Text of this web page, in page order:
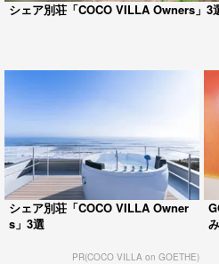
シェア別荘「COCO VILLA Owners」3
シェア別荘「COCO VILLA Owner
s」3選
PR(COCO VILLA on GOETHE)